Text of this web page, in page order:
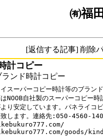
㈲福
[返信する記事] 削除
計コピー
ンド時計コピー
スーパーコピー時計等のブラン
NOOB自社製のスーパーコピー時
り安定しています。パネライコ
します。連絡先:050-4560-
goods/